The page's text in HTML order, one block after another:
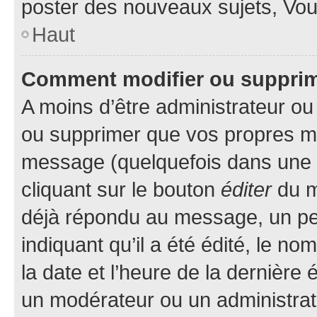
poster des nouveaux sujets,
Haut
Comment modifier ou
A moins d’être administrateur
ou supprimer que vos propres
message (quelquefois dans
cliquant sur le bouton éditerdu
déjà répondu au message, un
indiquant qu’il a été édité, le
la date et l’heure de la dernière
un modérateur ou un